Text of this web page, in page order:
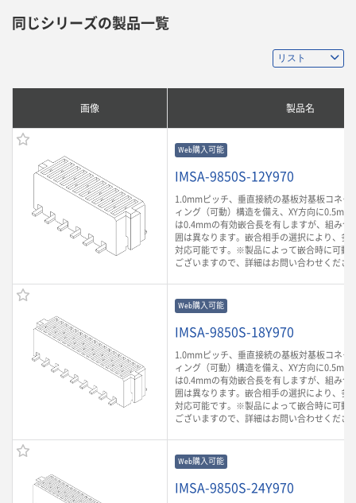
同じシリーズの製品一覧
画像 製品名
Web購入可能
IMSA-9850S-12Y970
1.0mmピッチ、垂直接続の基板対基板コネク
ィング（可動）構造を備え、XY方向に
は0.4mmの有効嵌合長を有しますが、組み合
囲は異なります。嵌合相手の選択により、多
対応可能です。※製品によって嵌合時に可動
ございますので、詳細はお問い合わせくださ
Web購入可能
IMSA-9850S-18Y970
1.0mmピッチ、垂直接続の基板対基板コネク
ィング（可動）構造を備え、XY方向に
は0.4mmの有効嵌合長を有しますが、組み合
囲は異なります。嵌合相手の選択により、多
対応可能です。※製品によって嵌合時に可動
ございますので、詳細はお問い合わせくださ
Web購入可能
IMSA-9850S-24Y970